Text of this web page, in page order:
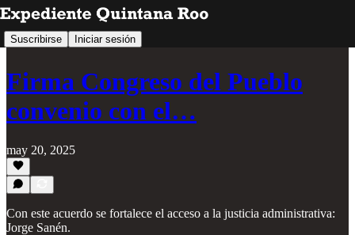
Suscribirse Iniciar sesión
Firma Congreso del Pueblo
convenio con el…
may 20, 2025
Con este acuerdo se fortalece el acceso a la justicia administrativa:
Jorge Sanén.